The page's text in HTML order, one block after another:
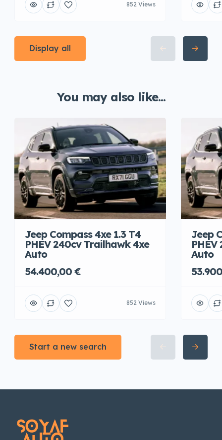
852 Views
Display all
You may also like...
Jeep Compass 4xe 1.3 T4
PHEV 240cv Trailhawk 4xe
Auto
54.400,00 €
852 Views
Jeep
Auto
Start a new search